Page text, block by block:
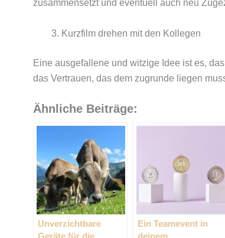
zusammensetzt und eventuell auch neu
Kurzfilm drehen mit den Kollegen
Eine ausgefallene und witzige Idee ist es,
das Vertrauen, das dem zugrunde liegen
Ähnliche Beiträge:
Unverzichtbare
Ein Teamevent in